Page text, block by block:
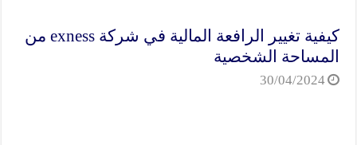
كيفية تغيير الرافعة المالية في شركة exness من
المساحة الشخصية
30/04/2024